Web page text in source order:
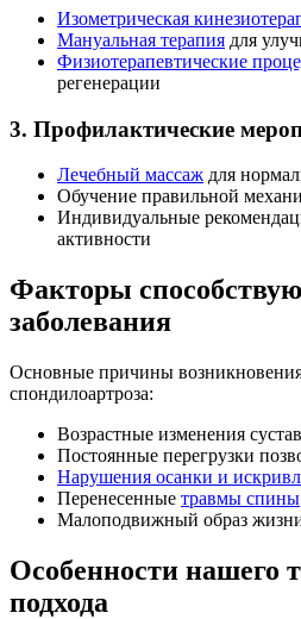
Изометрическая
Мануальная терапия для
Физиотерапевтические
регенерации
3. Профилактические
Лечебный массаж для
Обучение правильной
Индивидуальные
активности
Факторы
заболевания
Основные причины
спондилоартроза:
Возрастные изменения
Постоянные перегрузки
Нарушения осанки и
Перенесенные травмы спины
Малоподвижный образ
Особенности нашего
подхода